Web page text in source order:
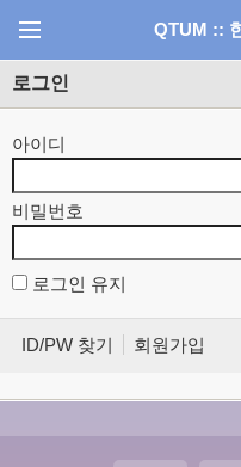
QTUM ::
로그인
아이디
비밀번호
로그인 유지
ID/PW 찾기 회원가입